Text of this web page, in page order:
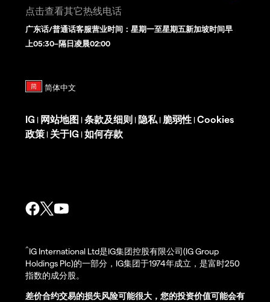
点击查看其它热线电话
广东话/普通话客服营业时间：星期一至星期五新加坡时间早
上05:30–隔日凌晨02:00
IG | 网站地图 | 条款及细则 | 隐私 | 脆弱性 | Cookies
政策 | 关于IG | 如何存款
^IG International Ltd是IG集团控股有限公司(IG Group
Holdings Plc)的一部分，IG集团于1974年成立，是富时250
指数的成分股。
差价合约交易的损失风险可能很大，您的投资价值可能会有